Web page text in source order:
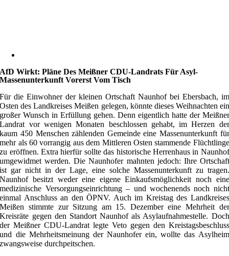
AfD Wirkt: Pläne Des Meißner CDU-Landrats Für Asyl-
Massenunterkunft Vorerst Vom Tisch
Für die Einwohner der kleinen Ortschaft Naunhof bei Ebersbach, im
Osten des Landkreises Meißen gelegen, könnte dieses Weihnachten ein
großer Wunsch in Erfüllung gehen. Denn eigentlich hatte der Meißner
Landrat vor wenigen Monaten beschlossen gehabt, im Herzen der
kaum 450 Menschen zählenden Gemeinde eine Massenunterkunft für
mehr als 60 vorrangig aus dem Mittleren Osten stammende Flüchtlinge
zu eröffnen. Extra hierfür sollte das historische Herrenhaus in Naunhof
umgewidmet werden. Die Naunhofer mahnten jedoch: Ihre Ortschaft
ist gar nicht in der Lage, eine solche Massenunterkunft zu tragen.
Naunhof besitzt weder eine eigene Einkaufsmöglichkeit noch eine
medizinische Versorgungseinrichtung – und wochenends noch nicht
einmal Anschluss an den ÖPNV. Auch im Kreistag des Landkreises
Meißen stimmte zur Sitzung am 15. Dezember eine Mehrheit der
Kreisräte gegen den Standort Naunhof als Asylaufnahmestelle. Doch
der Meißner CDU-Landrat legte Veto gegen den Kreistagsbeschluss
und die Mehrheitsmeinung der Naunhofer ein, wollte das Asylheim
zwangsweise durchpeitschen.